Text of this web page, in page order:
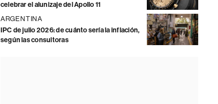
celebrar el alunizaje del Apollo 11
ARGENTINA
IPC de julio 2026: de cuánto sería la inflación,
según las consultoras